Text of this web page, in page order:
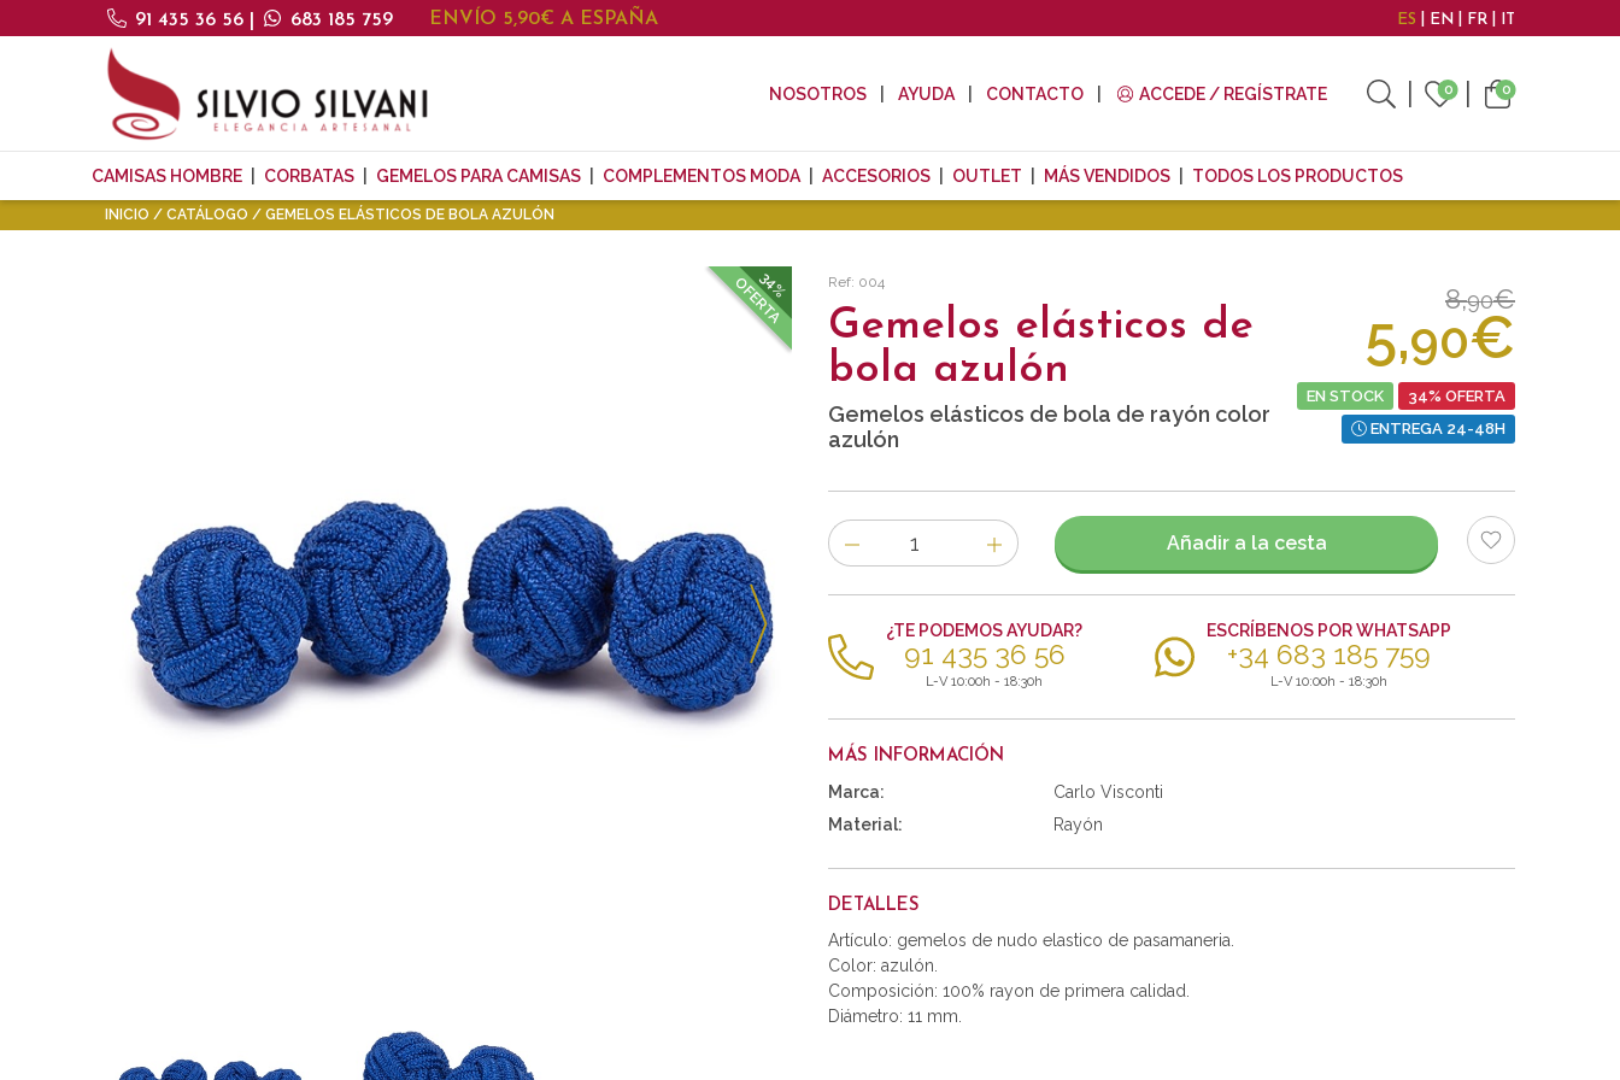
91 435 36 56 683 185 759 ENVÍO 5,90€ A ESPAÑA ES EN FR IT
NOSOTROS AYUDA CONTACTO ACCEDE / REGÍSTRATE 0 0
CAMISAS HOMBRE CORBATAS GEMELOS PARA CAMISAS COMPLEMENTOS MODA ACCESORIOS OUTLET MÁS VENDIDOS TODOS LOS PRODUCTOS
INICIO CATÁLOGO GEMELOS ELÁSTICOS DE BOLA AZULÓN
34%
OFERTA Ref: 004
Gemelos elásticos de
bola azulón
Gemelos elásticos de bola de rayón color
azulón
8,90€
5,90€
EN STOCK
34% OFERTA
ENTREGA 24-48H
Número
de
artículos
Añadir a la cesta
¿TE PODEMOS AYUDAR?
91 435 36 56
L-V 10:00h - 18:30h
ESCRÍBENOS POR WHATSAPP
+34 683 185 759
L-V 10:00h - 18:30h
MÁS INFORMACIÓN
Marca:
Carlo Visconti
Material:
Rayón
DETALLES
Artículo: gemelos de nudo elastico de pasamaneria.
Color: azulón.
Composición: 100% rayon de primera calidad.
Diámetro: 11 mm.